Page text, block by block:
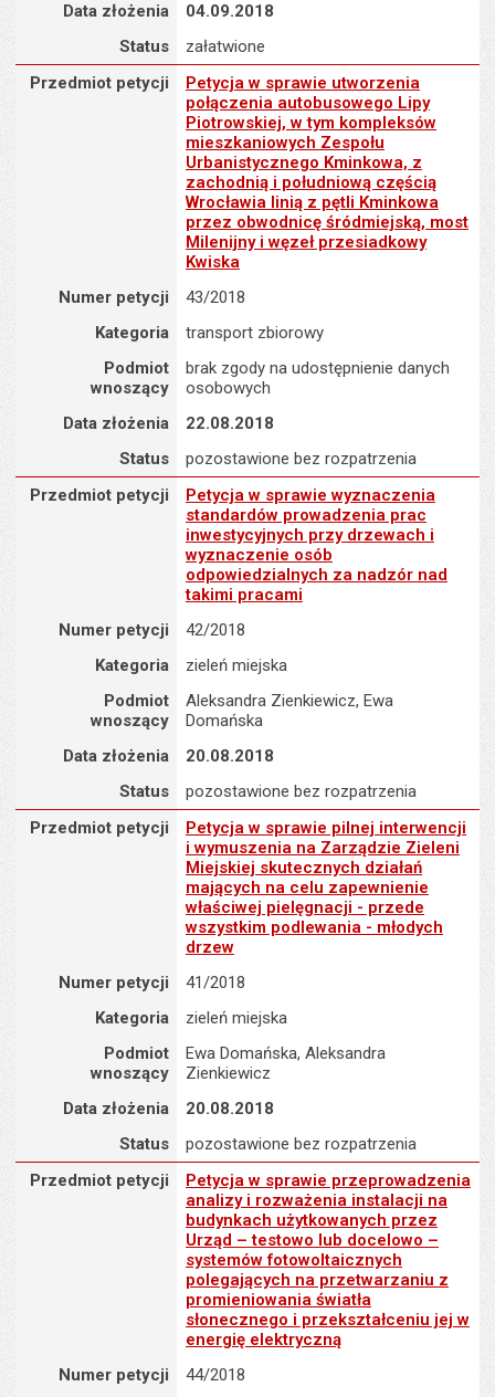
Data złożenia
04.09.2018
Status
załatwione
Przedmiot petycji : Petycja w sprawie utworzenia połączenia
Przedmiot petycji
Petycja w sprawie utworzenia
połączenia autobusowego Lipy
Piotrowskiej, w tym kompleksów
mieszkaniowych Zespołu
Urbanistycznego Kminkowa, z
zachodnią i południową częścią
Wrocławia linią z pętli Kminkowa
przez obwodnicę śródmiejską, most
Milenijny i węzeł przesiadkowy
Kwiska
Numer petycji
43/2018
Kategoria
transport zbiorowy
Podmiot
wnoszący
brak zgody na udostępnienie danych
osobowych
Data złożenia
22.08.2018
Status
pozostawione bez rozpatrzenia
Przedmiot petycji : Petycja w sprawie wyznaczenia standardów
Przedmiot petycji
Petycja w sprawie wyznaczenia
standardów prowadzenia prac
inwestycyjnych przy drzewach i
wyznaczenie osób
odpowiedzialnych za nadzór nad
takimi pracami
Numer petycji
42/2018
Kategoria
zieleń miejska
Podmiot
wnoszący
Aleksandra Zienkiewicz, Ewa
Domańska
Data złożenia
20.08.2018
Status
pozostawione bez rozpatrzenia
Przedmiot petycji : Petycja w sprawie pilnej interwencji i
Przedmiot petycji
Petycja w sprawie pilnej interwencji
i wymuszenia na Zarządzie Zieleni
Miejskiej skutecznych działań
mających na celu zapewnienie
właściwej pielęgnacji - przede
wszystkim podlewania - młodych
drzew
Numer petycji
41/2018
Kategoria
zieleń miejska
Podmiot
wnoszący
Ewa Domańska, Aleksandra
Zienkiewicz
Data złożenia
20.08.2018
Status
pozostawione bez rozpatrzenia
Przedmiot petycji : Petycja w sprawie przeprowadzenia analizy
Przedmiot petycji
Petycja w sprawie przeprowadzenia
analizy i rozważenia instalacji na
budynkach użytkowanych przez
Urząd – testowo lub docelowo –
systemów fotowoltaicznych
polegających na przetwarzaniu z
promieniowania światła
słonecznego i przekształceniu jej w
energię elektryczną
Numer petycji
44/2018